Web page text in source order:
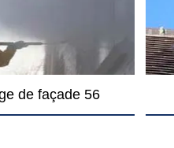
de façade 56